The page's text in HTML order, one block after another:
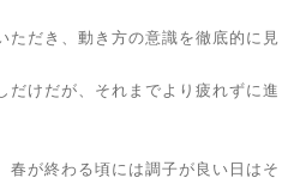
ただき、動き方の意識を徹底的に見
だけだが、それまでより疲れずに進
春が終わる頃には調子が良い日はそ